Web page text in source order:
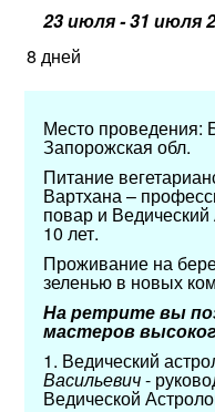
23 июля - 31 июля
8 дней
Место проведения:
Запорожская обл.
Питание
Вартхана –
повар и
10 лет.
Проживание на
зеленью в новых
На ретрите вы
мастеров
1. Ведический
Васильевич-
Ведической